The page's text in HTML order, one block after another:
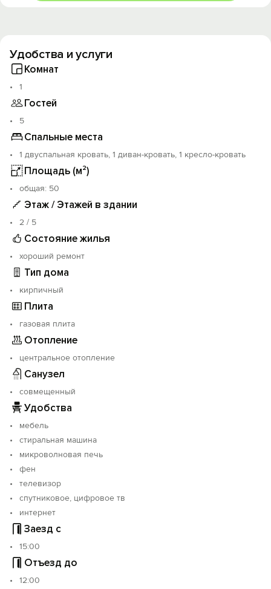
Удобства и услуги
Комнат
1
Гостей
5
Спальные места
1 двуспальная кровать, 1 диван-кровать, 1 кресло-кровать
Площадь (м²)
oбщая: 50
Этаж / Этажей в здании
2 / 5
Состояние жилья
хороший ремонт
Тип дома
кирпичный
Плита
газовая плита
Отопление
центральное отопление
Санузел
совмещенный
Удобства
мебель
стиральная машина
микроволновая печь
фен
телевизор
спутниковое, цифровое тв
интернет
Заезд с
15:00
Отъезд до
12:00